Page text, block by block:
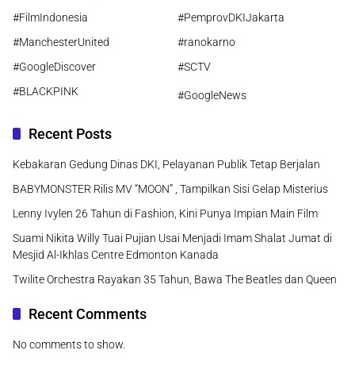
#FilmIndonesia
#PemprovDKIJakarta
#ManchesterUnited
#ranokarno
#GoogleDiscover
#SCTV
#BLACKPINK
#GoogleNews
Recent Posts
Kebakaran Gedung Dinas DKI, Pelayanan Publik Tetap Berjalan
BABYMONSTER Rilis MV “MOON” , Tampilkan Sisi Gelap Misterius
Lenny Ivylen 26 Tahun di Fashion, Kini Punya Impian Main Film
Suami Nikita Willy Tuai Pujian Usai Menjadi Imam Shalat Jumat di
Mesjid Al-Ikhlas Centre Edmonton Kanada
Twilite Orchestra Rayakan 35 Tahun, Bawa The Beatles dan Queen
Recent Comments
No comments to show.